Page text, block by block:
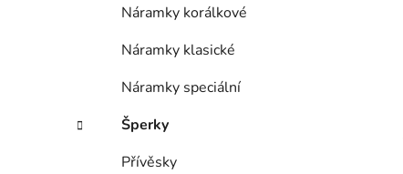
Náramky korálkové
Náramky klasické
Náramky speciální
Šperky
Přívěsky